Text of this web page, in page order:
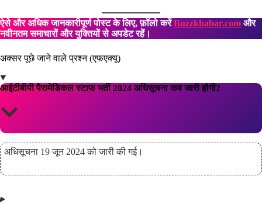
ऐसे और अधिक जानकारीपूर्ण पोस्ट के लिए, फ़ॉलो करेंBuzzkhabar.com और
नवीनतम समाचारों और युक्तियों से अपडेट रहें।
अक्सर पूछे जाने वाले प्रश्न (एफएक्यू)
आईटीबीपी पैरामेडिकल स्टाफ भर्ती 2024 अधिसूचना कब जारी होगी?
अधिसूचना 19 जून 2024 को जारी की गई।